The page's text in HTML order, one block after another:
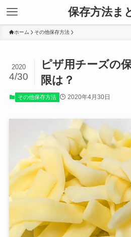
保存方法ま
ホーム その他保存方法
ピザ用チーズの
限は？
2020
4/30
その他保存方法 2020年4月30日